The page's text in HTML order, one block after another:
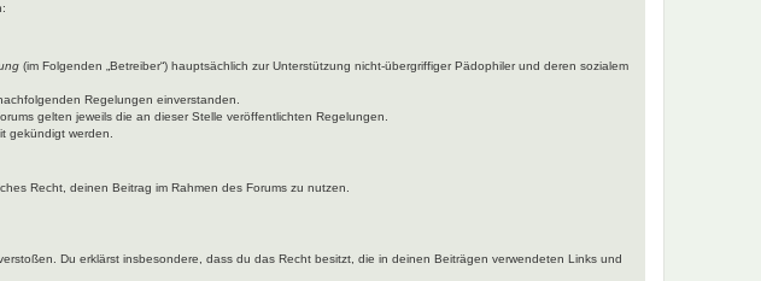
(im Folgenden „Betreiber“) hauptsächlich zur Unterstützung nicht-übergriffiger Pädophiler und deren sozialem
Regelungen einverstanden.
gelten jeweils die an dieser Stelle veröffentlichten Regelungen.
gekündigt werden.
Recht, deinen Beitrag im Rahmen des Forums zu nutzen.
Du erklärst insbesondere, dass du das Recht besitzt, die in deinen Beiträgen verwendeten Links und